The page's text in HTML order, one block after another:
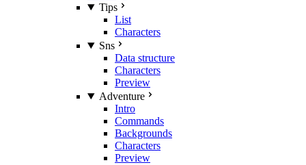
Tips
List
Characters
Sns
Data structure
Characters
Preview
Adventure
Intro
Commands
Backgrounds
Characters
Preview